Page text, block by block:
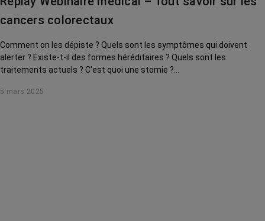
cancers colorectaux
Comment on les dépiste ? Quels sont les symptômes qui doivent
alerter ? Existe-t-il des formes héréditaires ? Quels sont les
traitements actuels ? C'est quoi une stomie ?...
5 mars 2025